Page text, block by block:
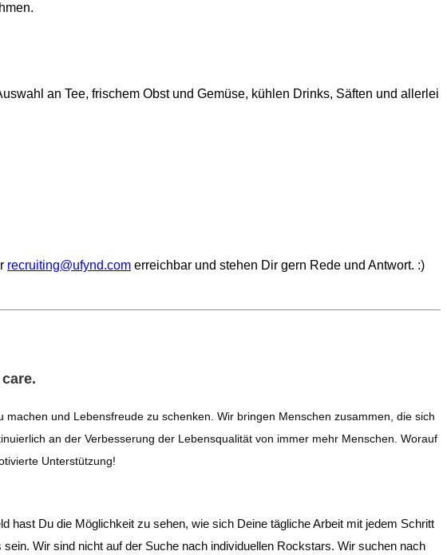
an Tee, frischem Obst und Gemüse, kühlen Drinks, Säften und allerlei
recruiting@ufynd.com erreichbar und stehen Dir gern Rede und Antwort. :)
und Lebensfreude zu schenken. Wir bringen Menschen zusammen, die sich
an der Verbesserung der Lebensqualität von immer mehr Menschen. Worauf
Unterstützung!
hast Du die Möglichkeit zu sehen, wie sich Deine tägliche Arbeit mit jedem Schritt
Wir sind nicht auf der Suche nach individuellen Rockstars. Wir suchen nach